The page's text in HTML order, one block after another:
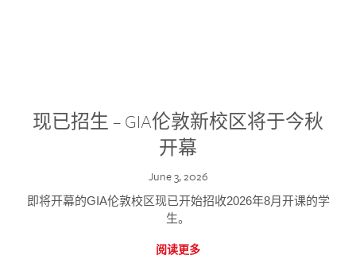
现已招生 – GIA伦敦新校区将于今秋
开幕
June 3, 2026
即将开幕的GIA伦敦校区现已开始招收2026年8月开课的学
生。
阅读更多